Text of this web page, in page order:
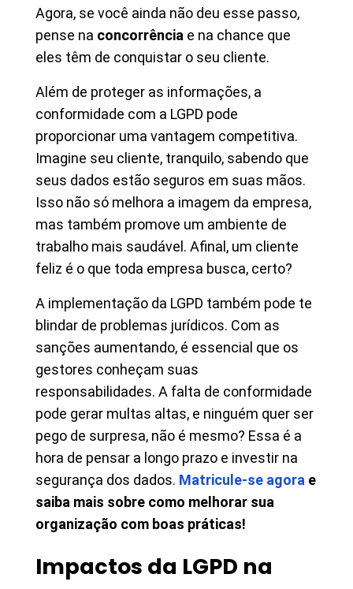
Agora, se você ainda não deu esse passo,
pense na concorrência e na chance que
eles têm de conquistar o seu cliente.
Além de proteger as informações, a
conformidade com a LGPD pode
proporcionar uma vantagem competitiva.
Imagine seu cliente, tranquilo, sabendo que
seus dados estão seguros em suas mãos.
Isso não só melhora a imagem da empresa,
mas também promove um ambiente de
trabalho mais saudável. Afinal, um cliente
feliz é o que toda empresa busca, certo?
A implementação da LGPD também pode te
blindar de problemas jurídicos. Com as
sanções aumentando, é essencial que os
gestores conheçam suas
responsabilidades. A falta de conformidade
pode gerar multas altas, e ninguém quer ser
pego de surpresa, não é mesmo? Essa é a
hora de pensar a longo prazo e investir na
segurança dos dados. Matricule-se agora e
saiba mais sobre como melhorar sua
organização com boas práticas!
Impactos da LGPD na